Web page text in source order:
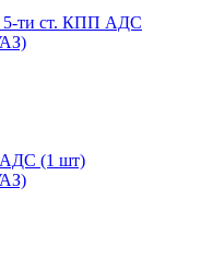
5-ти ст. КПП АДС
АДС (1 шт)